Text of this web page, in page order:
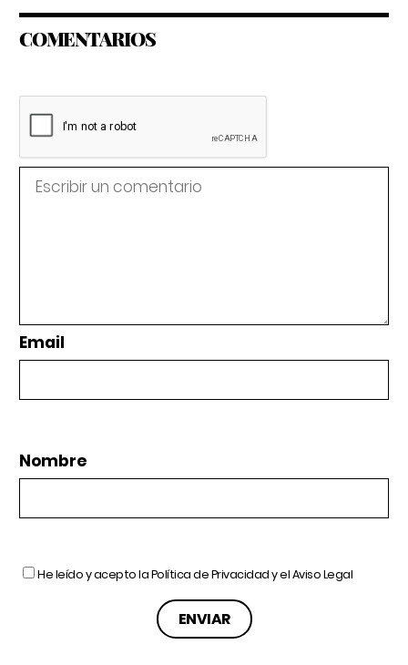
COMENTARIOS
Email
Nombre
He leído y acepto laPolítica de Privacidady elAviso Legal